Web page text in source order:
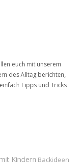
euch mit unserem
des Alltag berichten,
Tipps und Tricks
Kindern Backideen